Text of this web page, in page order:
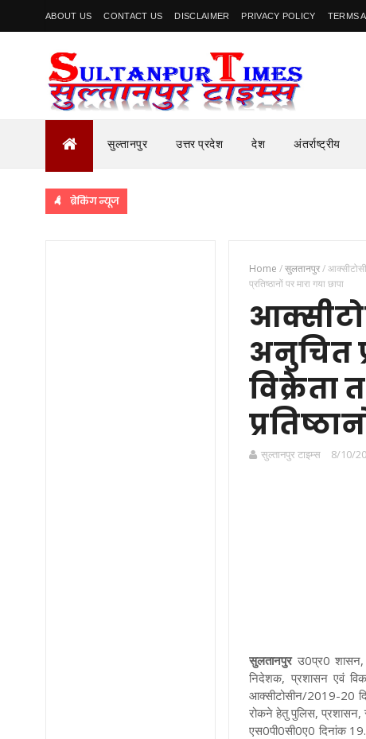
ABOUT US CONTACT US DISCLAIMER PRIVACY POLICY TERMS
सुल्तानपुर उत्तर प्रदेश देश अंतर्राष्ट्रीय
ब्रेकिंग न्यूज
Home /सुलतानपुर/
प्रतिष्ठानों पर मारा गया छापा
अनुचित
विक्रेता
सुल्तानपुर टाइम्स 8/10/
सुलतानपुरउ0प्र0 शासन,
निदेशक, प्रशासन एवं
आक्सीटोसीन/2019-20
रोकने हेतु पुलिस, प्रशासन,
एस0पी0सी0ए0 दिनांक